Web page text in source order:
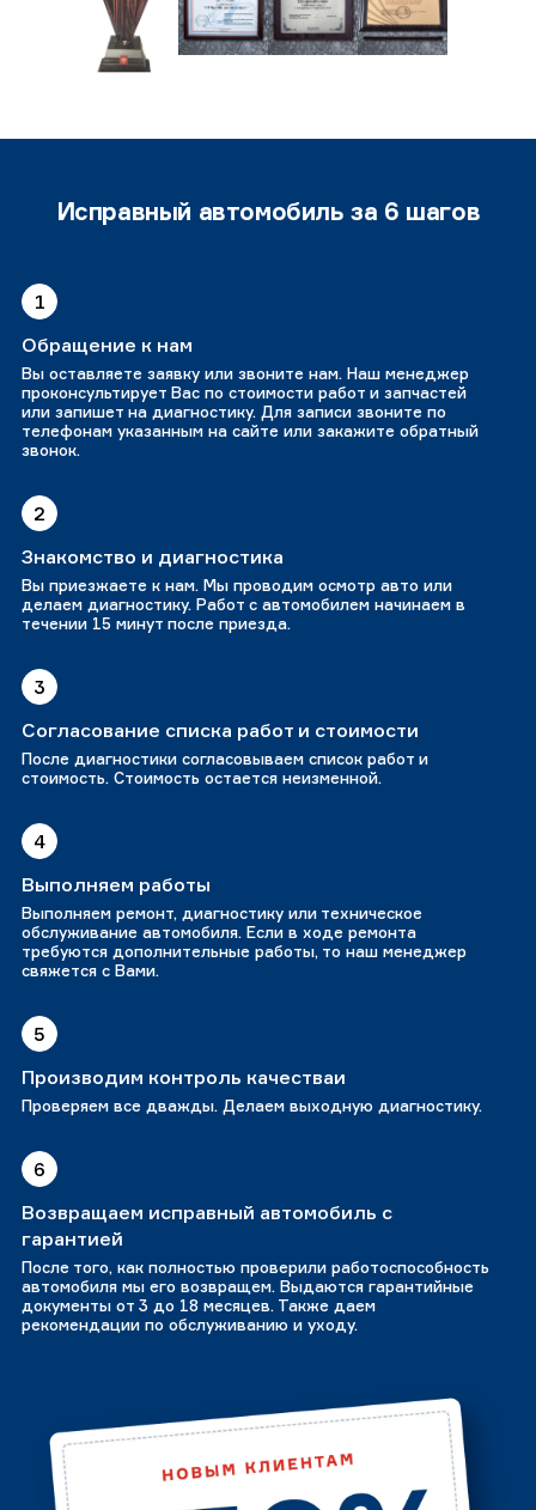
Исправный автомобиль за 6 шагов
1
Обращение к нам
Вы оставляете заявку или звоните нам. Наш менеджер
проконсультирует Вас по стоимости работ и запчастей
или запишет на диагностику. Для записи звоните по
телефонам указанным на сайте или закажите обратный
звонок.
2
Знакомство и диагностика
Вы приезжаете к нам. Мы проводим осмотр авто или
делаем диагностику. Работ с автомобилем начинаем в
течении 15 минут после приезда.
3
Согласование списка работ и стоимости
После диагностики согласовываем список работ и
стоимость. Стоимость остается неизменной.
4
Выполняем работы
Выполняем ремонт, диагностику или техническое
обслуживание автомобиля. Если в ходе ремонта
требуются дополнительные работы, то наш менеджер
свяжется с Вами.
5
Производим контроль качестваи
Проверяем все дважды. Делаем выходную диагностику.
6
Возвращаем исправный автомобиль с
гарантией
После того, как полностью проверили работоспособность
автомобиля мы его возвращем. Выдаются гарантийные
документы от 3 до 18 месяцев. Также даем
рекомендации по обслуживанию и уходу.